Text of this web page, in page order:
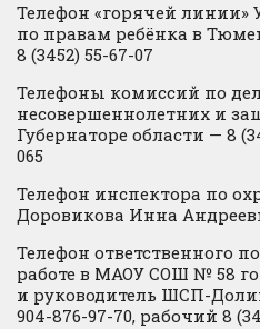
Телефон «горячей линии»
по правам ребёнка в
8 (3452) 55-67-07
Телефоны комиссий по
несовершеннолетних и
Губернаторе области — 8
065
Телефон инспектора по
Доровикова Инна
Телефон ответственного
работе в МАОУ СОШ № 58
и руководитель ШСП-
904-876-97-70, рабочий 8